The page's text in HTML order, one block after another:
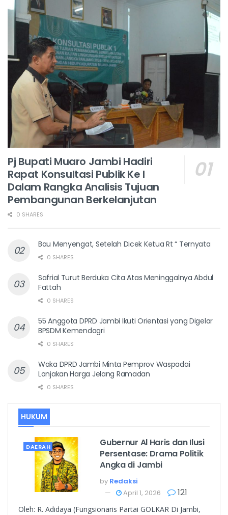
Pj Bupati Muaro Jambi Hadiri
Rapat Konsultasi Publik Ke I
Dalam Rangka Analisis Tujuan
Pembangunan Berkelanjutan
0 SHARES
Bau Menyengat, Setelah Dicek Ketua Rt “ Ternyata
0 SHARES
Safrial Turut Berduka Cita Atas Meninggalnya Abdul
Fattah
0 SHARES
55 Anggota DPRD Jambi Ikuti Orientasi yang Digelar
BPSDM Kemendagri
0 SHARES
Waka DPRD Jambi Minta Pemprov Waspadai
Lonjakan Harga Jelang Ramadan
0 SHARES
HUKUM
DAERAH
Gubernur Al Haris dan Ilusi
Persentase: Drama Politik
Angka di Jambi
by Redaksi
April 1, 2026
121
Oleh: R. Adidaya (Fungsionaris Partai GOLKAR Di Jambi,